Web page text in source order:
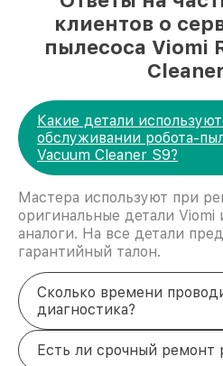
клиентов о
пылесоса Viomi
Какие детали
обслуживании робота-
Vacuum Cleaner S9?
Мастера используют при
оригинальные детали
аналоги. На все детали
гарантийный талон.
Сколько времени
диагностика?
Есть ли срочный ремонт